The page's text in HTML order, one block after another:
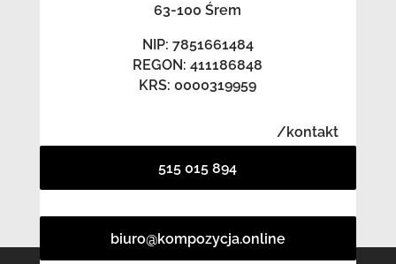
63-100 Śrem
NIP: 7851661484
REGON: 411186848
KRS: 0000319959
/kontakt
515 015 894
biuro@kompozycja.online